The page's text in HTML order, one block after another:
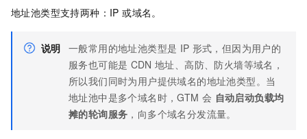
地址池类型支持两种：IP 或域名。
说明 一般常用的地址池类型是 IP 形式，但因为用户的
服务也可能是 CDN 地址、高防、防火墙等域名，
所以我们同时为用户提供域名的地址池类型。当
地址池中是多个域名时，GTM 会 自动启动负载均
摊的轮询服务 ，向多个域名分发流量。